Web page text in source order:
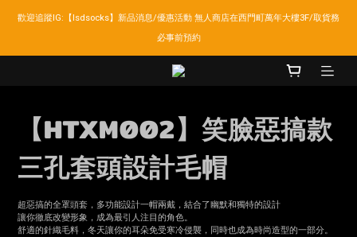
歡迎追蹤IG:【lsdsocks】新品消息/優惠活動 無人商店在西門町萬年大樓3F/取貨務
必事前預約
【HTXM002】笑臉惡搞款
三孔套頭設計毛帽
超惡搞的全罩頭套，多功能設計一帽兩戴，結合了幽默和獨特的設計
讓你徹底改變形象，成為最引人注目的角色。
舒適的針織毛料，冬天讓你的耳朵免受寒冷侵襲，同時也成為時尚造型的一部分。